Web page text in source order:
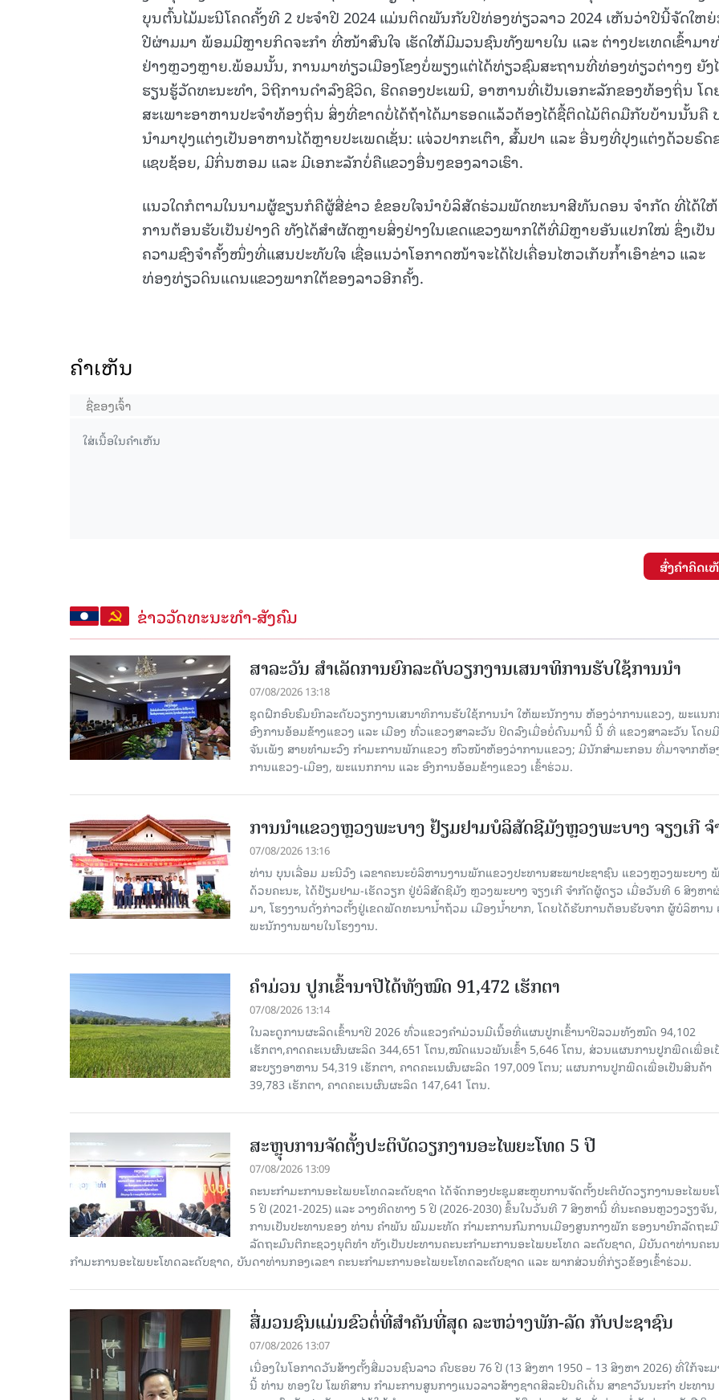
ບຸນຕົ້ນໄມ້ມະນີໂຄດຄັ້ງທີ 2 ປະຈຳປີ 2024 ແມ່ນຕິດພັນກັບປີທ່ອງທ່ຽວລາວ 2024 ເຫັນວ່າປີນີ້ຈັດໃຫ
ປີຜ່າມມາ ພ້ອມມີຫຼາຍກິດຈະກຳ ທີ່ໜ້າສົນໃຈ ເຮັດໃຫ້ມີມວນຊົນທັງພາຍໃນ ແລະ ຕ່າງປະເທດເຂົ້າມາ
ຢ່າງຫຼວງຫຼາຍ.ພ້ອມນັ້ນ, ການມາທ່ຽວເມືອງໂຂງບໍ່ພຽງແຕ່ໄດ້ທ່ຽວຊົມສະຖານທີ່ທ່ອງທ່ຽວຕ່າງໆ ຍັງ
ຮຽນຮູ້ວັດທະນະທຳ, ວິຖີການດຳລົງຊີວິດ, ຮີດຄອງປະເພນີ, ອາຫານທີ່ເປັນເອກະລັກຂອງທ້ອງຖິ່ນ ໂດ
ສະເພາະອາຫານປະຈຳທ້ອງຖິ່ນ ສິ່ງທີ່ຂາດບໍ່ໄດ້ຖ້າໄດ້ມາຮອດແລ້ວຕ້ອງໄດ້ຊື້ຕິດໄມ້ຕິດມືກັບບ້ານນັ້ນຄື
ນຳມາປຸງແຕ່ງເປັນອາຫານໄດ້ຫຼາຍປະເພດເຊັ່ນ: ແຈ່ວປາກະເຕົາ, ສົ້ມປາ ແລະ ອື່ນໆທີ່ປຸງແຕ່ງດ້ວຍຣົດ
ແຊບຊ້ອຍ, ມີກິ່ນຫອມ ແລະ ມີເອກະລັກບໍ່ຄືແຂວງອື່ນໆຂອງລາວເຮົາ.
ແນວໃດກໍຕາມໃນນາມຜູ້ຂຽນກໍຄືຜູ້ສື່ຂ່າວ ຂໍຂອບໃຈນໍາບໍລິສັດຮ່ວມພັດທະນາສີທັນດອນ ຈຳກັດ ທີ່ໄດ້ໃຫ້
ການຕ້ອນຮັບເປັນຢ່າງດີ ທັງໄດ້ສຳຜັດຫຼາຍສິ່ງຢ່າງໃນເຂດແຂວງພາກໃຕ້ທີ່ມີຫຼາຍອັນແປກໃໝ່ ຊຶ່ງເປັນ
ຄວາມຊົງຈຳຄັ້ງໜຶ່ງທີ່ແສນປະທັບໃຈ ເຊື່ອແນວ່າໂອກາດໜ້າຈະໄດ້ໄປເຄື່ອນໄຫວເກັບກໍ້າເອົາຂ່າວ ແລະ
ທ່ອງທ່ຽວດິນແດນແຂວງພາກໃຕ້ຂອງລາວອີກຄັ້ງ.
ຄໍາເຫັນ
ສົ່ງຄໍາຄິດເ
ຂ່າວວັດທະນະທຳ-ສັງຄົມ
ສາລະວັນ ສໍາເລັດການຍົກລະດັບວຽກງານເສນາທິການຮັບໃຊ້ການນໍາ
07/08/2026 13:18
ຊຸດຝຶກອົບຮົມຍົກລະດັບວຽກງານເສນາທິການຮັບໃຊ້ການນໍາ ໃຫ້ພະນັກງານ ຫ້ອງວ່າການແຂວງ, ພະແນ
ອົງການອ້ອມຂ້າງແຂວງ ແລະ ເມືອງ ທົ່ວແຂວງສາລະວັນ ປິດລົງເມື່ອ​ບໍ່​ດົນ​ມາ​ນີ້ ນີ້ ທີ່ ແຂວງສາລະວັນ ໂດຍ​
ຈັນເພັງ ສາຍທຳມະວົງ ກຳມະການພັກແຂວງ ຫົວໜ້າຫ້ອງວ່າການແຂວງ; ມີນັກສຳມະກອນ ທີ່ມາຈາກຫ້ອ
ການແຂວງ-ເມືອງ, ພະແນກການ ແລະ ອົງການອ້ອມຂ້າງແຂວງ ເຂົ້າຮ່ວມ.
ການນຳແຂວງຫຼວງພະບາງ ຢ້ຽມ​ຢາມບໍ​ລິ​ສັດຊີມັງຫຼວງພະບາງ ຈຽງເກີ
07/08/2026 13:16
ທ່ານ ບຸນເລື່ອມ ມະນີວົງ ເລ​ຂາ​ຄະ​ນະ​ບໍ​ລິ​ຫານ​ງານ​ພັກແຂວງປະທານສະພາປະຊາຊົນ ແຂວງຫຼວງພະບາງ
ດ້ວຍຄະນະ, ໄດ້ຢ້ຽມຢາມ-ເຮັດວຽກ ຢູ່ບໍລິສັດຊີມັງ ຫຼວງພະບາງ ຈຽງເກີ ຈໍາກັດຜູ້ດຽວ ເມື່ອ​ວັນ​ທີ 6 ສິງ​ຫາ​
ມາ, ໂຮງ​ງານ​ດັ່ງ​ກ່າວຕັ້ງຢູ່ເຂດພັດທະນານ້ຳຖ້ວມ ເມືອງນໍ້າບາກ, ໂດຍໄດ້ຮັບການຕ້ອນຮັບຈາກ ຜູ້ບໍລິຫານ
ພະນັກງານພາຍໃນໂຮງງານ.
ຄໍາມ່ວນ ປູກເຂົ້ານາປີໄດ້ທັງໝົດ 91,472 ເຮັກຕາ
07/08/2026 13:14
ໃນລະດູການຜະລິດເຂົ້ານາປີ 2026 ທົ່ວແຂວງຄໍາມ່ວນມີເນື້ອທີ່ແຜນປູກເຂົ້ານາປີລວມທັງໝົດ 94,102
ເຮັກຕາ,ຄາດຄະເນຜົນຜະລິດ 344,651 ໂຕນ,ໝົດແນວພັນເຂົ້າ 5,646 ໂຕນ, ສ່ວນແຜນການປູກພືດເພື່ອເ
ສະບຽງອາຫານ 54,319 ເຮັກຕາ, ຄາດຄະເນຜົນຜະລິດ 197,009 ໂຕນ; ແຜນການປູກພືດເພື່ອເປັນສິນຄ້າ
39,783 ເຮັກຕາ, ຄາດຄະເນຜົນຜະລິດ 147,641 ໂຕນ.
ສະຫຼຸບການຈັດຕັ້ງປະຕິບັດວຽກງານອະໄພຍະໂທດ 5 ປີ
07/08/2026 13:09
ຄະນະກຳມະການອະໄພຍະໂທດລະດັບຊາດ ໄດ້ຈັດກອງປະຊຸມສະຫຼຸບການຈັດຕັ້ງປະຕິບັດວຽກງານອະໄພຍ
5 ປີ (2021-2025) ແລະ ວາງທິດທາງ 5 ປີ (2026-2030) ຂຶ້ນໃນວັນທີ 7 ສິງຫານີ້ ທີ່ນະຄອນຫຼວງວຽງຈັນ
ການເປັນປະທານຂອງ ທ່ານ ຄໍາພັນ ພົມມະທັດ ກຳມະການກົມການເມືອງສູນກາງພັກ ຮອງນາຍົກລັດຖະ
ລັດຖະມົນຕີກະຊວງຍຸຕິທຳ ທັງເປັນປະທານຄະນະກຳມະການອະໄພຍະໂທດ ລະດັບຊາດ, ມີບັນດາທ່ານຄະ
ກໍາມະການອະໄພຍະໂທດລະດັບຊາດ, ບັນດາທ່ານກອງເລຂາ ຄະນະກຳມະການອະໄພຍະໂທດລະດັບຊາດ ແລະ ພາກສ່ວນທີ່ກ່ຽວຂ້ອງເຂົ້າຮ່ວມ.
ສື່ມວນຊົນແມ່ນຂົວຕໍ່ທີ່ສໍາຄັນທີ່ສຸດ ລະຫວ່າງພັກ-ລັດ ກັບປະຊາຊົນ
07/08/2026 13:07
ເນື່ອງໃນໂອກາດວັນສ້າງຕັ້ງສື່ມວນຊົນລາວ ຄົບຮອບ 76 ປີ (13 ສິງຫາ 1950 – 13 ສິງຫາ 2026) ທີ່ໃກ້ຈະມ
ນີ້ ທ່ານ ທອງໃບ ໂພທິສານ ກໍາມະການສູນກາງແນວລາວສ້າງຊາດສິລະປິນດີເດັ່ນ ສາຂາວັນນະກໍາ ປະທານ